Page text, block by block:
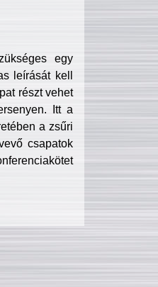
egy
leírását kell
részt vehet
Itt a
a zsűri
csapatok